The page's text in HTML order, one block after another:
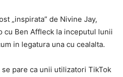
„inspirata” de Nivine Jay,
cu Ben Affleck la inceputul lunii
in legatura una cu cealalta.
pare ca unii utilizatori TikTok